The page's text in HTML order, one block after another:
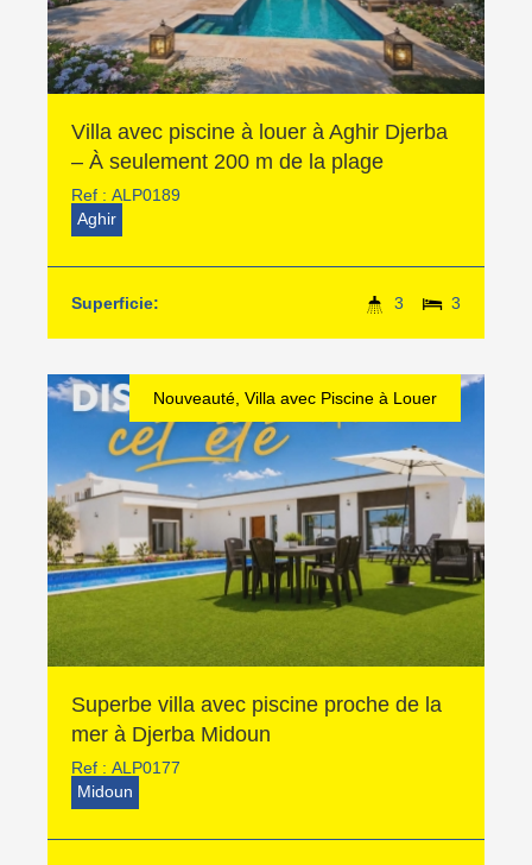
Villa avec piscine à louer à Aghir Djerba
– À seulement 200 m de la plage
Ref : ALP0189
Aghir
Superficie: 3
3
Nouveauté, Villa avec Piscine à Louer
Superbe villa avec piscine proche de la
mer à Djerba Midoun
Ref : ALP0177
Midoun